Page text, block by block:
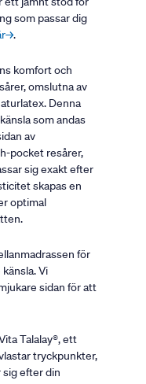
som passar dig
.
komfort och
omslutna av
Denna
som andas
av
pocket resårer,
sig exakt efter
skapas en
optimal
för
Vi
sidan för att
Talalay®, ett
tryckpunkter,
efter din